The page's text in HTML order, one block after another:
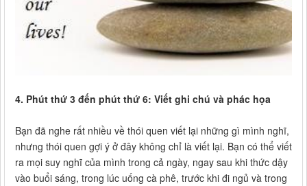
4. Phút thứ 3 đến phút thứ 6: Viết ghi chú và phác họa
Bạn đã nghe rất nhiều về thói quen viết lại những gì mình nghĩ,
nhưng thói quen gợi ý ở đây không chỉ là viết lại. Bạn có thể viết
ra mọi suy nghĩ của mình trong cả ngày, ngay sau khi thức dậy
vào buổi sáng, trong lúc uống cà phê, trước khi đi ngủ và trong